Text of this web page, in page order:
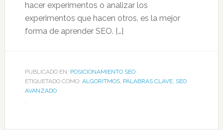
hacer experimentos o analizar los
experimentos que hacen otros, es la mejor
forma de aprender SEO. […]
PUBLICADO EN: POSICIONAMIENTO SEO
ETIQUETADO COMO: ALGORITMOS, PALABRAS CLAVE, SEO
AVANZADO
,